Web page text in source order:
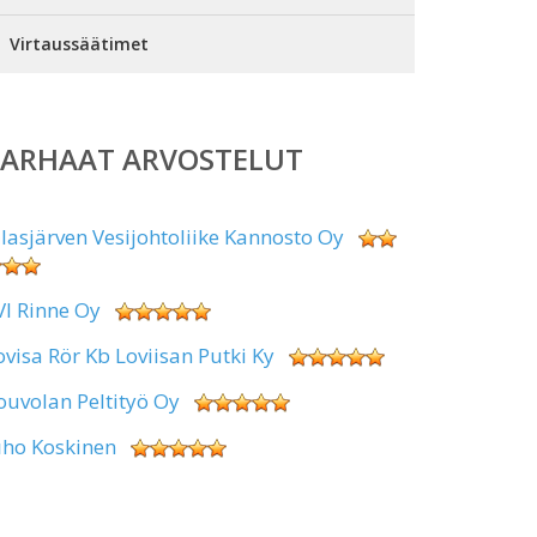
Virtaussäätimet
ARVOSTELUT
Vesijohtoliike Kannosto Oy
Rinne Oy
Rör Kb Loviisan Putki Ky
Peltityö Oy
Koskinen